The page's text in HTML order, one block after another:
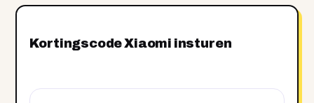
Kortingscode Xiaomi insturen
Kortingscode